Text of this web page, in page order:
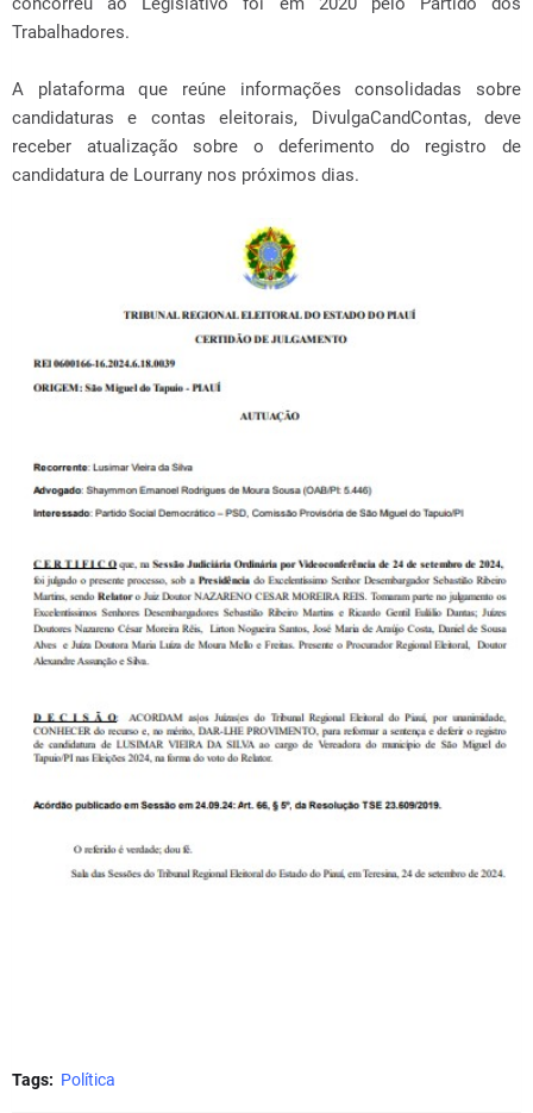
Trabalhadores.
A plataforma que reúne informações consolidadas sobre
candidaturas e contas eleitorais, DivulgaCandContas, deve
receber atualização sobre o deferimento do registro de
candidatura de Lourrany nos próximos dias.
Tags: Política